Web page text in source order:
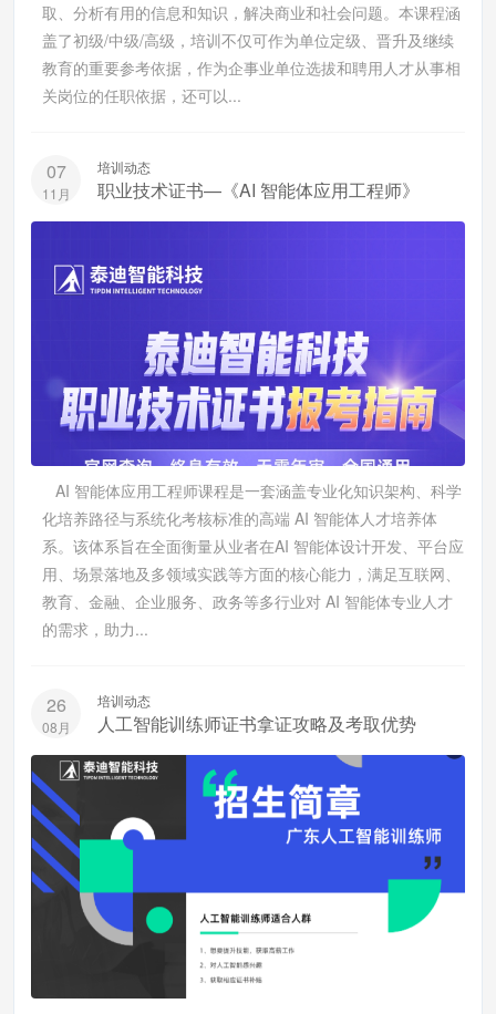
取、分析有用的信息和知识，解决商业和社会问题。本课程涵
盖了初级/中级/高级，培训不仅可作为单位定级、晋升及继续
教育的重要参考依据，作为企事业单位选拔和聘用人才从事相
关岗位的任职依据，还可以...
07
11月
培训动态
职业技术证书—《AI 智能体应用工程师》
AI 智能体应用工程师课程是一套涵盖专业化知识架构、科学
化培养路径与系统化考核标准的高端 AI 智能体人才培养体
系。该体系旨在全面衡量从业者在AI 智能体设计开发、平台应
用、场景落地及多领域实践等方面的核心能力，满足互联网、
教育、金融、企业服务、政务等多行业对 AI 智能体专业人才
的需求，助力...
26
08月
培训动态
人工智能训练师证书拿证攻略及考取优势